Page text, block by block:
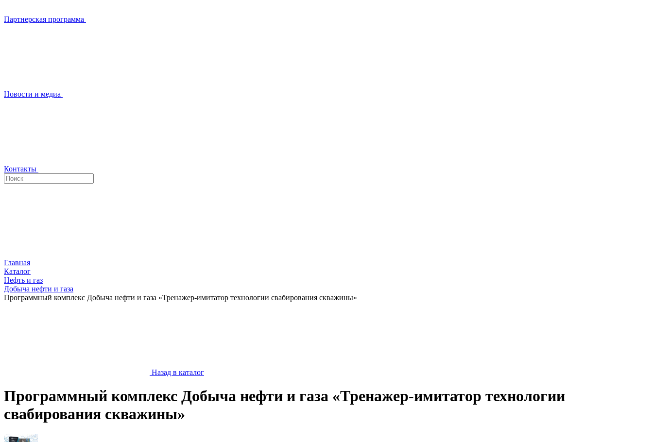
Партнерская программа
Новости и медиа
Контакты
Главная
Каталог
Нефть и газ
Добыча нефти и газа
Программный комплекс Добыча нефти и газа «Тренажер-имитатор технологии свабирования скважины»
Назад в каталог
Программный комплекс Добыча нефти и газа «Тренажер-имитатор технологии
свабирования скважины»